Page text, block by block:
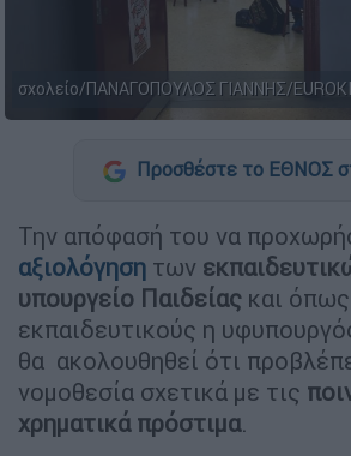
σχολείο/ΠΑΝΑΓΟΠΟΥΛΟΣ ΓΙΑΝΝΗΣ/
Προσθέστε το ΕΘΝΟΣ
Την απόφασή του να
αξιολόγηση των
υπουργείο Παιδείας και
εκπαιδευτικούς η
θα ακολουθηθεί ότι
νομοθεσία σχετικά με τις
χρηματικά πρόστιμα.